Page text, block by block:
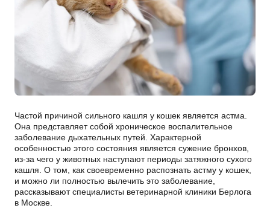
Частой причиной сильного кашля у кошек является астма.
Она представляет собой хроническое воспалительное
заболевание дыхательных путей. Характерной
особенностью этого состояния является сужение бронхов,
из-за чего у животных наступают периоды затяжного сухого
кашля. О том, как своевременно распознать астму у кошек,
и можно ли полностью вылечить это заболевание,
рассказывают специалисты ветеринарной клиники Берлога
в Москве.